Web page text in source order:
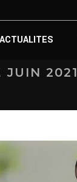
ACTUALITES
JUIN 2021